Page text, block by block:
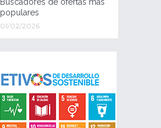
Buscadores de ofertas más
populares
01/02/2026